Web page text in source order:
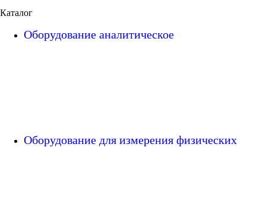
Каталог
Оборудование аналитическое
Оборудование для измерения физических